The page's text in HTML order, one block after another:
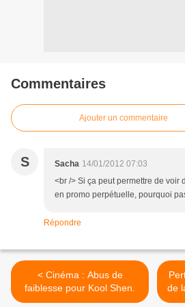
Commentaires
Ajouter un commentaire
S Sacha 14/01/2012 07:03
<br /> Si ça peut permettre de voir
en promo perpétuelle, pourquoi
Répondre
< Cinéma : Abus de
faiblesse pour Kool Shen.